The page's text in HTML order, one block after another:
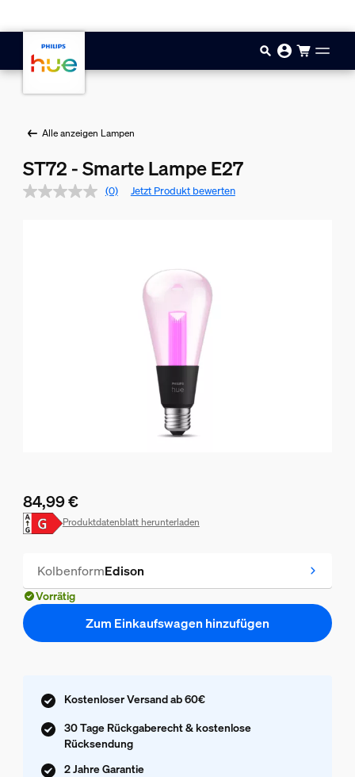
Alle anzeigen Lampen
ST72 - Smarte Lampe E27
(0) Jetzt Produkt bewerten
Aktueller Preis ist 84,99 €
84,99 €
Produktdatenblatt herunterladen
KolbenformEdison
Vorrätig
Zum Einkaufswagen hinzufügen
Kostenloser Versand ab 60€
30 Tage Rückgaberecht & kostenlose
Rücksendung
2 Jahre Garantie